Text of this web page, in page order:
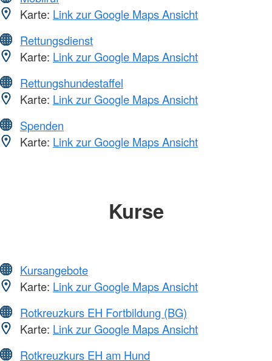
Karte: Link zur Google Maps Ansicht
Rettungsdienst
Karte: Link zur Google Maps Ansicht
Rettungshundestaffel
Karte: Link zur Google Maps Ansicht
Spenden
Karte: Link zur Google Maps Ansicht
Kurse
Kursangebote
Karte: Link zur Google Maps Ansicht
Rotkreuzkurs EH Fortbildung (BG)
Karte: Link zur Google Maps Ansicht
Rotkreuzkurs EH am Hund